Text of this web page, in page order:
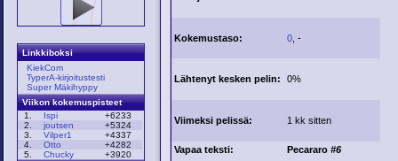
Linkkiboksi
KiekCom
TyperA-kirjoitustesti
Super Mäkihyppy
Viikon kokemuspisteet
1.
Ispi
+6233
2.
joutsen
+5324
3.
Vilper1
+4337
4.
Otto
+4282
5.
Chucky
+3920
Kokemustaso: 0 , -
Lähtenyt kesken pelin: 0%
Viimeksi pelissä: 1 kk sitten
Vapaa teksti: Pecararo#6